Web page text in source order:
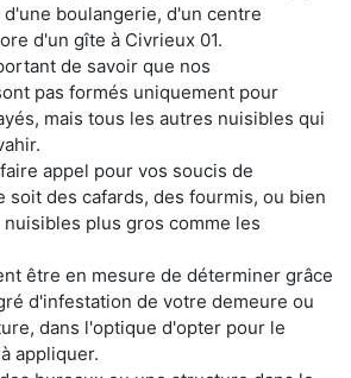
d'une boulangerie, d'un centre
d'un gîte à Civrieux 01.
de savoir que nos
pas formés uniquement pour
mais tous les autres nuisibles qui
appel pour vos soucis de
soit des cafards, des fourmis, ou bien
plus gros comme les
être en mesure de déterminer grâce
d'infestation de votre demeure ou
dans l'optique d'opter pour le
appliquer.